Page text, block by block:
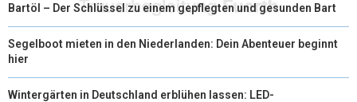
Bartöl – Der Schlüssel zu einem gepflegten und gesunden Bart
Segelboot mieten in den Niederlanden: Dein Abenteuer beginnt
hier
Wintergärten in Deutschland erblühen lassen: LED-